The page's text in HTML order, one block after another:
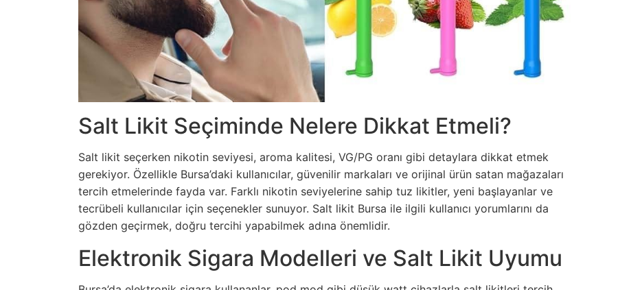
Salt Likit Seçiminde Nelere Dikkat Etmeli?
Salt likit seçerken nikotin seviyesi, aroma kalitesi, VG/PG oranı gibi detaylara dikkat etmek
gerekiyor. Özellikle Bursa’daki kullanıcılar, güvenilir markaları ve orijinal ürün satan mağazaları
tercih etmelerinde fayda var. Farklı nikotin seviyelerine sahip tuz likitler, yeni başlayanlar ve
tecrübeli kullanıcılar için seçenekler sunuyor. Salt likit Bursa ile ilgili kullanıcı yorumlarını da
gözden geçirmek, doğru tercihi yapabilmek adına önemlidir.
Elektronik Sigara Modelleri ve Salt Likit Uyumu